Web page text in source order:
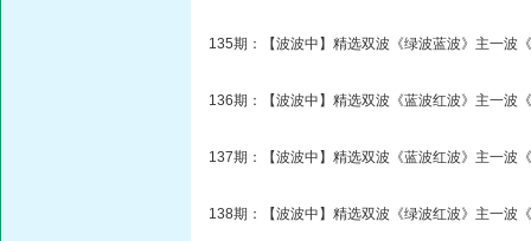
135期：【波波中】精选双波《绿波蓝波》主一波
136期：【波波中】精选双波《蓝波红波》主一波
137期：【波波中】精选双波《蓝波红波》主一波
138期：【波波中】精选双波《绿波红波》主一波